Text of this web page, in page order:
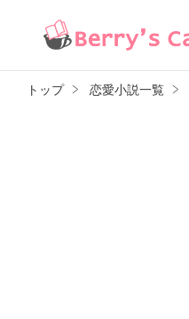
トップ 恋愛小説一覧